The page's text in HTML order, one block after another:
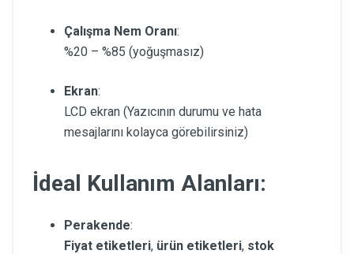
Çalışma Nem Oranı:
%20 – %85 (yoğuşmasız)
Ekran:
LCD ekran (Yazıcının durumu ve hata
mesajlarını kolayca görebilirsiniz)
İdeal Kullanım Alanları:
Perakende:
Fiyat etiketleri, ürün etiketleri, stok